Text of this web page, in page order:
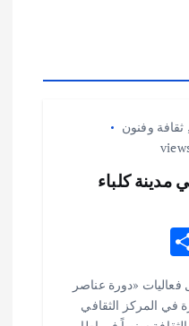
, ثقافة وفنون
مدينة كلباء
h
ar«دورة عناصر
في المركز الثقافي